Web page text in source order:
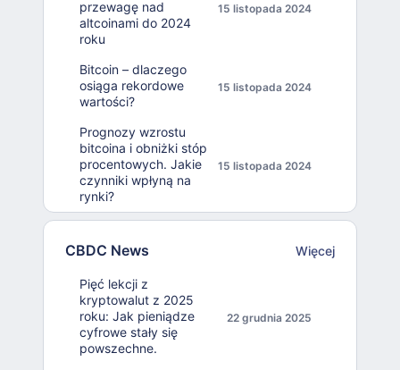
przewagę nad
altcoinami do 2024
roku
15 listopada 2024
Bitcoin – dlaczego
osiąga rekordowe
wartości?
15 listopada 2024
Prognozy wzrostu
bitcoina i obniżki stóp
procentowych. Jakie
czynniki wpłyną na
rynki?
15 listopada 2024
CBDC News Więcej
Pięć lekcji z
kryptowalut z 2025
roku: Jak pieniądze
cyfrowe stały się
powszechne.
22 grudnia 2025